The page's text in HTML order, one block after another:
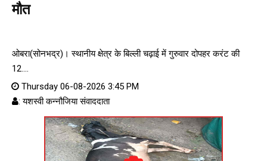
मौत
ओबरा(सोनभद्र)। स्थानीय क्षेत्र के बिल्ली चढ़ाई में गुरुवार दोपहर करंट की
12....
Thursday 06-08-2026 3:45 PM
: यशस्वी कन्नौजिया संवाददाता